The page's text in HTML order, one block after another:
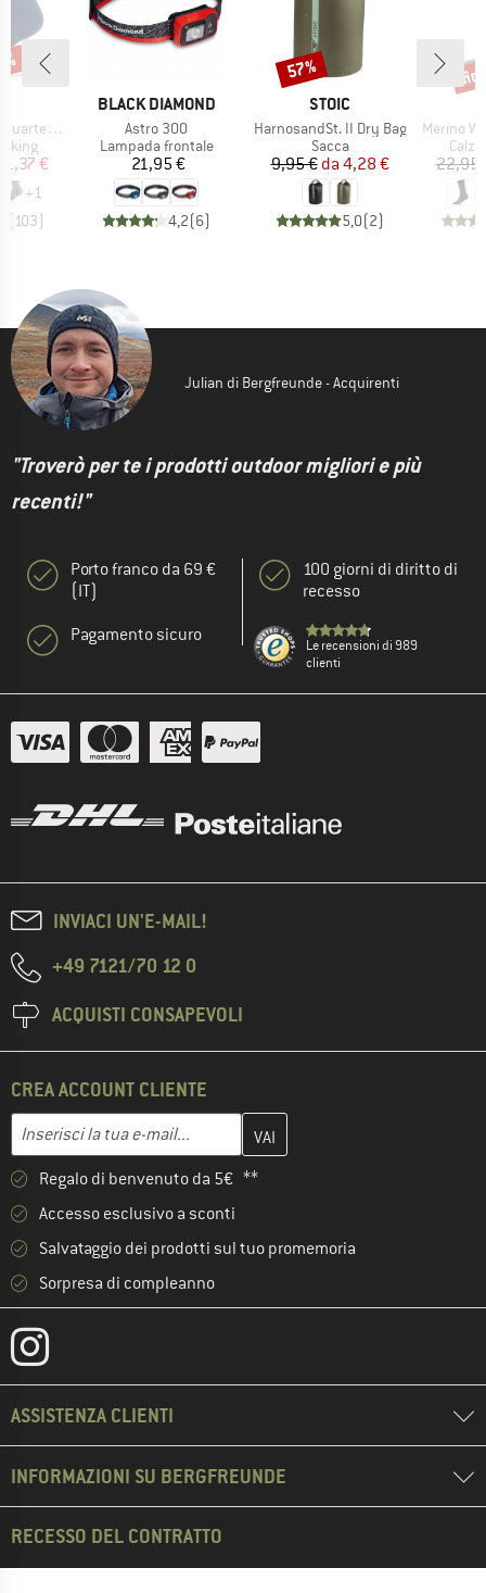
Tech
ridotto
€
+1
(103)
MARCHIO
BLACK DIAMOND
Articolo
Astro 300
Gruppo di prodotti
Lampada frontale
Prezzo
21,95 €
4,2(6)
MARCHIO
STOIC
Articolo
HarnosandSt. II Dry Bag
Gruppo di prodotti
Sacca
Prezzo
9,95 € Prezzo ridotto
da 4,28 €
5,0(2)
Sconto
57%
Articolo
Merino Wool
22,95
Julian di Bergfreunde - Acquirenti
"Troverò per te i prodotti outdoor migliori e più
recenti!"
Porto franco da 69 €
(IT)
Pagamento sicuro
100 giorni di diritto di
recesso
Le recensioni di 989
clienti
INVIACI UN'E-MAIL!
+49 7121/70 12 0
ACQUISTI CONSAPEVOLI
CREA ACCOUNT CLIENTE
Indirizzo e-mail
Inserisci qui il tuo indirizzo e-mail e crea il tuo account cliente
Regalo di benvenuto da 5€ **
Accesso esclusivo a sconti
Salvataggio dei prodotti sul tuo promemoria
Sorpresa di compleanno
ASSISTENZA CLIENTI
INFORMAZIONI SU BERGFREUNDE
RECESSO DEL CONTRATTO